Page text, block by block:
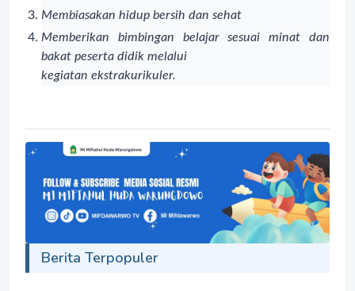
Membiasakan hidup bersih dan sehat
Memberikan bimbingan belajar sesuai minat dan
bakat peserta didik melalui
kegiatan ekstrakurikuler.
Berita Terpopuler